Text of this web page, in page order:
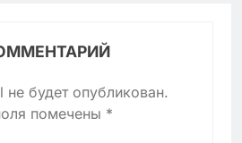
будет опубликован.
помечены *